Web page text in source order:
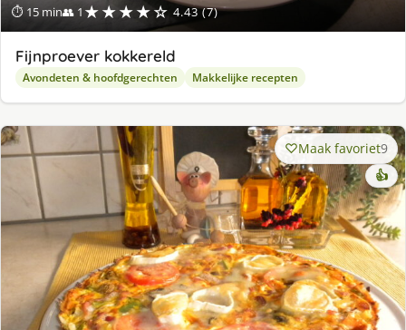
⏱ 15 min👥 1 ★★★★☆ 4.43 (7)
Fijnproever kokkereld
Avondeten & hoofdgerechten Makkelijke recepten
Maak favoriet9
👍